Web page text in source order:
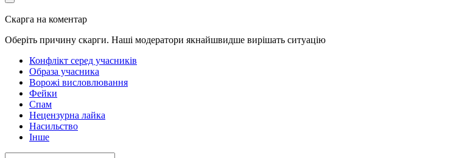
Скарга на коментар
Оберіть причину скарги. Наші модератори якнайшвидше вирішать ситуацію
Конфлікт серед учасників
Образа учасника
Ворожі висловлювання
Фейки
Спам
Нецензурна лайка
Насильство
Інше